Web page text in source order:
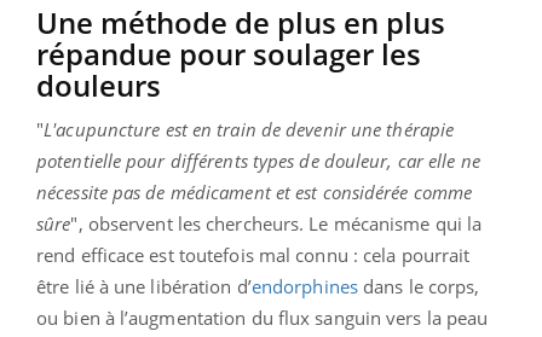
Une méthode de plus en plus
répandue pour soulager les
douleurs
"L'acupuncture est en train de devenir une thérapie
potentielle pour différents types de douleur, car elle ne
nécessite pas de médicament et est considérée comme
sûre", observent les chercheurs. Le mécanisme qui la
rend efficace est toutefois mal connu : cela pourrait
être lié à une libération d’endorphinesdans le corps,
ou bien à l’augmentation du flux sanguin vers la peau